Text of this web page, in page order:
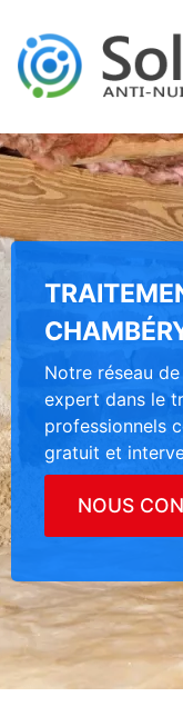
Notre réseau
expert dans le
professionnels
gratuit et
NOUS